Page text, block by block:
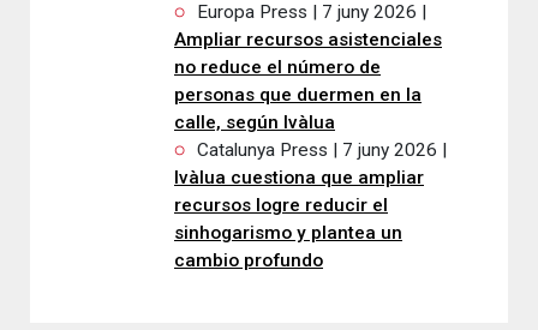
Europa Press | 7 juny 2026 |
Ampliar recursos asistenciales
no reduce el número de
personas que duermen en la
calle, según Ivàlua
Catalunya Press | 7 juny 2026 |
Ivàlua cuestiona que ampliar
recursos logre reducir el
sinhogarismo y plantea un
cambio profundo